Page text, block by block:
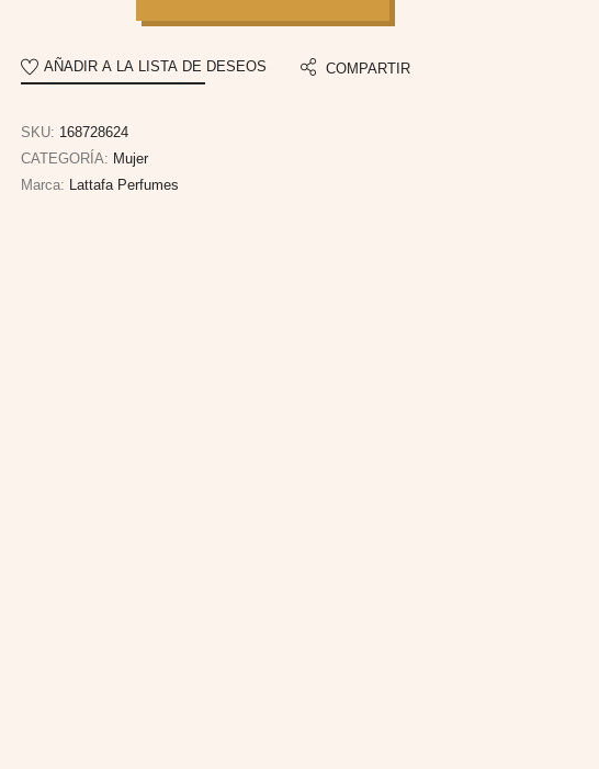
AÑADIR A LA LISTA DE DESEOS COMPARTIR
SKU: 168728624
CATEGORÍA: Mujer
Marca:
Lattafa Perfumes